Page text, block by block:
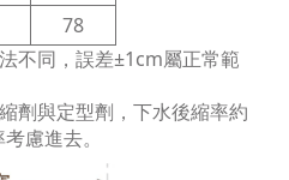
78
不同，誤差±1cm屬正常範
劑與定型劑，下水後縮率約
慮進去。